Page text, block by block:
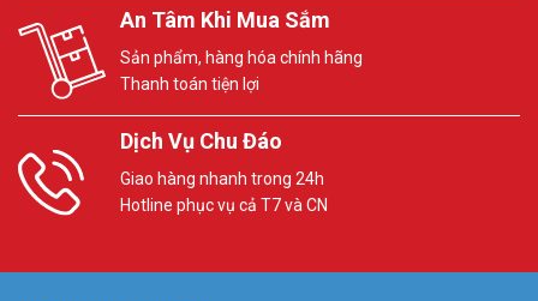
An Tâm Khi Mua Sắm
Sản phẩm, hàng hóa chính hãng
Thanh toán tiện lợi
Dịch Vụ Chu Đáo
Giao hàng nhanh trong 24h
Hotline phục vụ cả T7 và CN